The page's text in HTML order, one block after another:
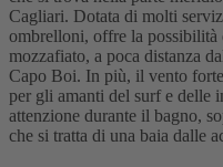
Cagliari. Dotata di molti
ombrelloni, offre la possibilità
mozzafiato, a poca distanza
Capo Boi. In più, il vento
per gli amanti del surf e delle
attenzione durante il bagno,
che si tratta di una baia dalle